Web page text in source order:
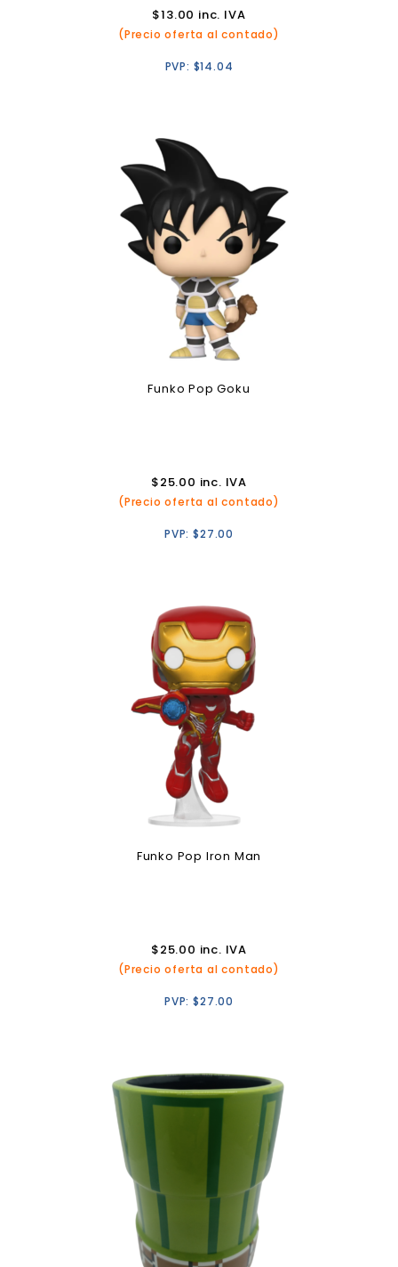
$13.00 inc. IVA
(Precio oferta al contado)
PVP: $14.04
Funko Pop Goku
$25.00 inc. IVA
(Precio oferta al contado)
PVP:$27.00
Funko Pop Iron Man
$25.00 inc. IVA
(Precio oferta al contado)
PVP:$27.00